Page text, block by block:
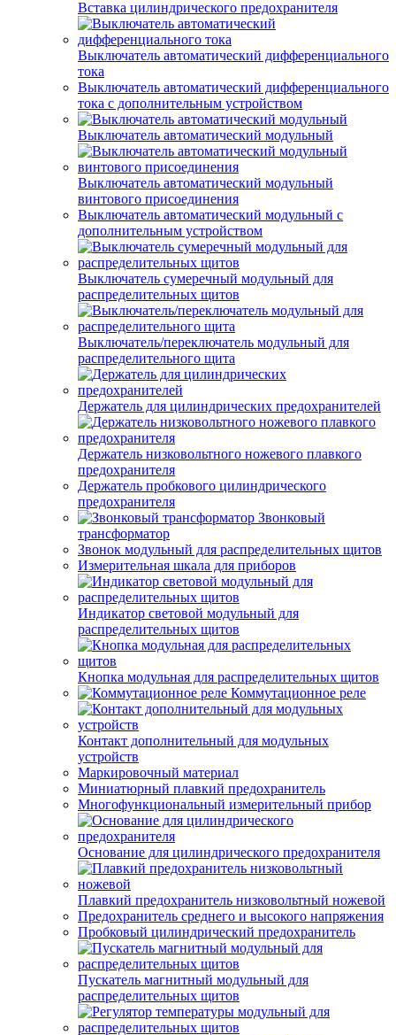
Вставка цилиндрического предохранителя
Выключатель автоматический дифференциального
тока
Выключатель автоматический дифференциального
тока с дополнительным устройством
Выключатель автоматический модульный
Выключатель автоматический модульный
винтового присоединения
Выключатель автоматический модульный с
дополнительным устройством
Выключатель сумеречный модульный для
распределительных щитов
Выключатель/переключатель модульный для
распределительного щита
Держатель для цилиндрических предохранителей
Держатель низковольтного ножевого плавкого
предохранителя
Держатель пробкового цилиндрического
предохранителя
Звонковый
трансформатор
Звонок модульный для распределительных щитов
Измерительная шкала для приборов
Индикатор световой модульный для
распределительных щитов
Кнопка модульная для распределительных щитов
Коммутационное реле
Контакт дополнительный для модульных
устройств
Маркировочный материал
Миниатюрный плавкий предохранитель
Многофункциональный измерительный прибор
Основание для цилиндрического предохранителя
Плавкий предохранитель низковольтный ножевой
Предохранитель среднего и высокого напряжения
Пробковый цилиндрический предохранитель
Пускатель магнитный модульный для
распределительных щитов